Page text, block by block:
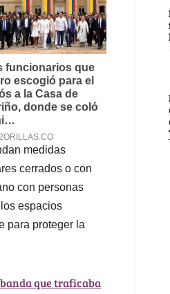
medidas
cerrados o con
con personas
espacios
para proteger la
que traficaba